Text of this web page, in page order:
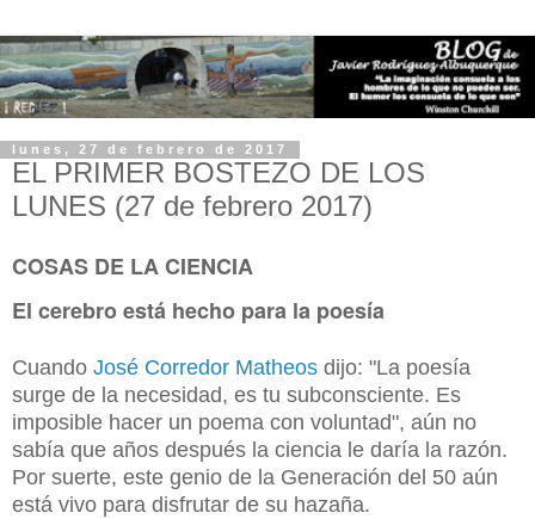
lunes, 27 de febrero de 2017
EL PRIMER BOSTEZO DE LOS
LUNES (27 de febrero 2017)
COSAS DE LA CIENCIA
El cerebro está hecho para la poesía
Cuando José Corredor Matheos dijo: "La poesía
surge de la necesidad, es tu subconsciente. Es
imposible hacer un poema con voluntad", aún no
sabía que años después la ciencia le daría la razón.
Por suerte, este genio de la Generación del 50 aún
está vivo para disfrutar de su hazaña.